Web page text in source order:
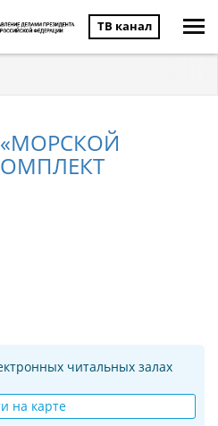
ТВ канал
читальных залах
на карте